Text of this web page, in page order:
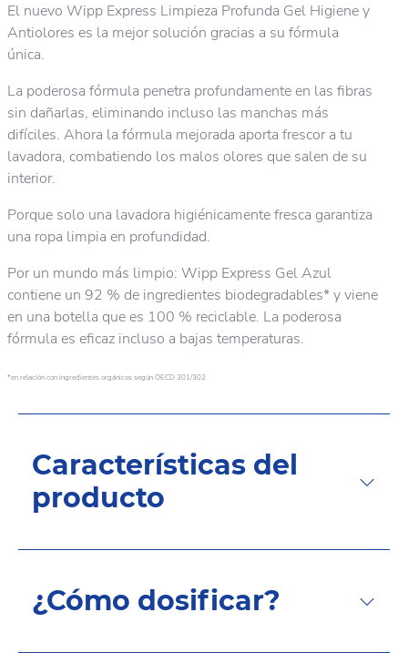
El nuevo Wipp Express Limpieza Profunda Gel Higiene y
Antiolores es la mejor solución gracias a su fórmula
única.
La poderosa fórmula penetra profundamente en las fibras
sin dañarlas, eliminando incluso las manchas más
difíciles. Ahora la fórmula mejorada aporta frescor a tu
lavadora, combatiendo los malos olores que salen de su
interior.
Porque solo una lavadora higiénicamente fresca garantiza
una ropa limpia en profundidad.
Por un mundo más limpio: Wipp Express Gel Azul
contiene un 92 % de ingredientes biodegradables* y viene
en una botella que es 100 % reciclable. La poderosa
fórmula es eficaz incluso a bajas temperaturas.
*en relación con ingredientes orgánicos según OECD 301/302
Características del
producto
¿Cómo dosificar?